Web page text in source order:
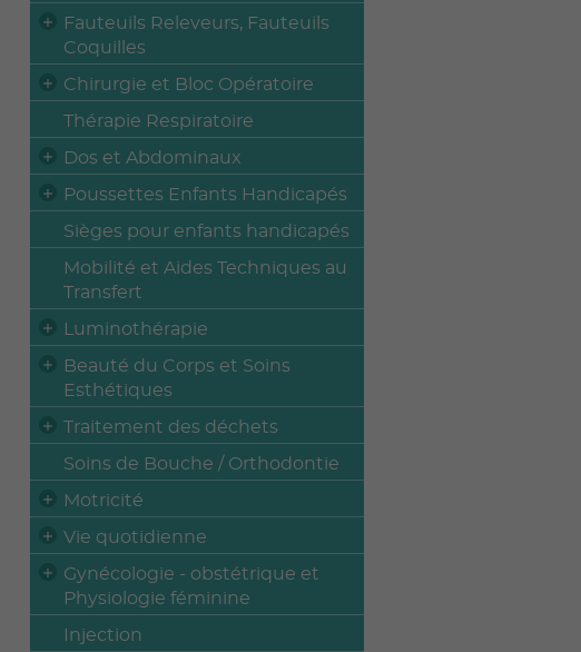
Fauteuils Releveurs, Fauteuils
Coquilles
Chirurgie et Bloc Opératoire
Thérapie Respiratoire
Dos et Abdominaux
Poussettes Enfants Handicapés
Sièges pour enfants handicapés
Mobilité et Aides Techniques au
Transfert
Luminothérapie
Beauté du Corps et Soins
Esthétiques
Traitement des déchets
Soins de Bouche / Orthodontie
Motricité
Vie quotidienne
Gynécologie - obstétrique et
Physiologie féminine
Injection